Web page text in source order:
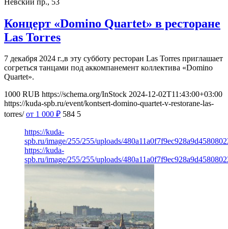
Концерт «Domino Quartet» в ресторане
Las Torres
7 декабря 2024 г.,в эту субботу ресторан Las Torres приглашает
согреться танцами под аккомпанемент коллектива «Domino
Quartet».
1000 RUB https://schema.org/InStock 2024-12-02T11:43:00+03:00
https://kuda-spb.ru/event/kontsert-domino-quartet-v-restorane-las-
torres/ от 1 000 ₽ 584 5
https://kuda-
spb.ru/image/255/255/uploads/
https://kuda-
spb.ru/image/255/255/uploads/